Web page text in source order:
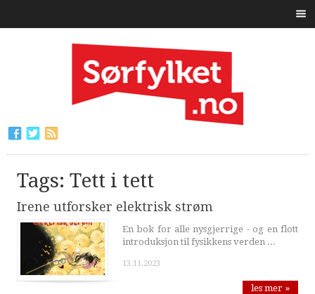
Tags: Tett i tett
Irene utforsker elektrisk strøm
En bok for alle nysgjerrige - og en flott
introduksjon til fysikkens verden ...
13.11.2023
les mer »